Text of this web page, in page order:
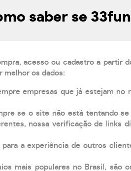
saber se
acesso ou cadastro a partir
melhor os dados:
empresas que já estejam
se o site não está tentando
nossa verificação de links
para a experiência de outros
mais populares no Brasil, são